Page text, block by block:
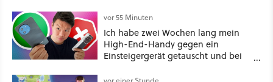
vor 55 Minuten
Ich habe zwei Wochen lang mein
High-End-Handy gegen ein
Einsteigergerät getauscht und bei
das günstige Smartphone sogar